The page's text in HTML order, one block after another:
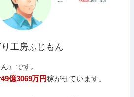
工房ふじもん
』です。
億3069万円稼がせています。